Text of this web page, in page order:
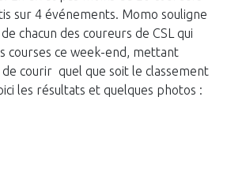
sur 4 événements. Momo souligne
chacun des coureurs de CSL qui
courses ce week-end, mettant
courir quel que soit le classement
les résultats et quelques photos :